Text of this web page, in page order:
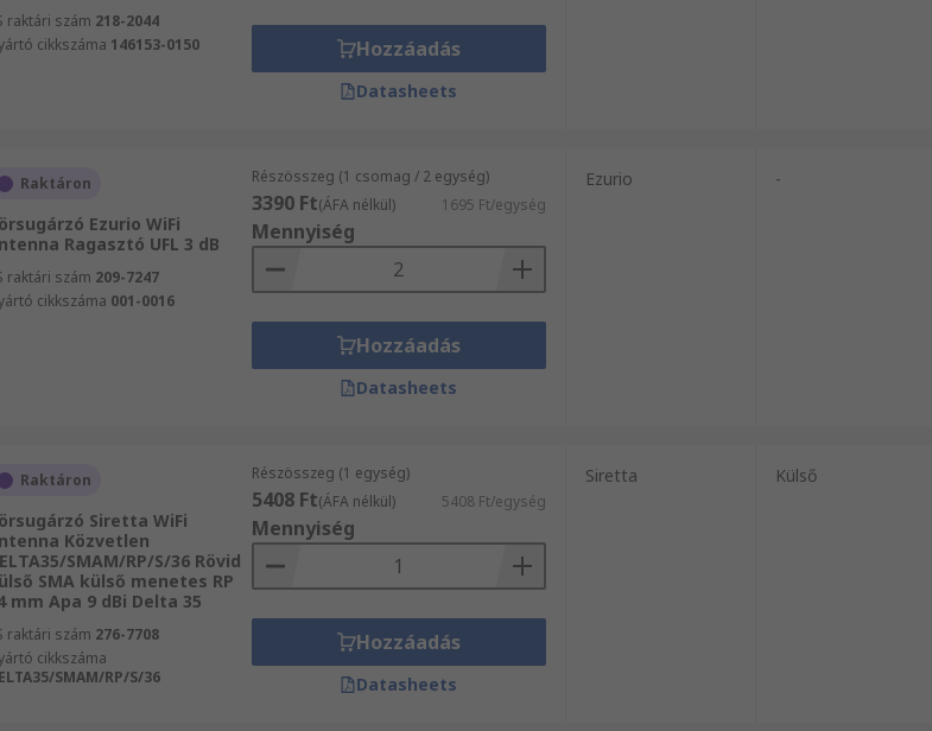
raktári szám 218-2044
cikkszáma 146153-0150 Hozzáadás
Datasheets
Raktáron
Ezurio WiFi
Ragasztó UFL 3 dB
raktári szám 209-7247
cikkszáma 001-0016
Részösszeg (1 csomag / 2 egység)
3390 Ft(ÁFA nélkül) 1695 Ft/egység
Mennyiség
Hozzáadás
Datasheets
Ezurio -
Raktáron
Siretta WiFi
Közvetlen
SMAM/RP/S/36 Rövid
SMA külső menetes RP
mm Apa 9 dBi Delta 35
raktári szám 276-7708
cikkszáma
SMAM/RP/S/36
Részösszeg (1 egység)
5408 Ft(ÁFA nélkül) 5408 Ft/egység
Mennyiség
Hozzáadás
Datasheets
Siretta Külső